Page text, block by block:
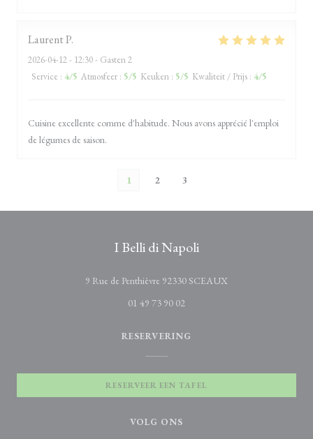
LaurentP
2026-04-12- 12:30 - Gasten 2
Service : 4/5 Atmosfeer : 5/5 Keuken : 5/5 Kwaliteit / Prijs : 4/5
Cuisine excellente comme d'habitude. Nous avons apprécié l'emploi
de légumes de saison.
1 2 3
I Belli di Napoli
9 Rue de Penthièvre 92330 SCEAUX
01 49 73 90 02
RESERVERING
RESERVEER EEN TAFEL
VOLG ONS